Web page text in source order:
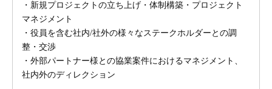
・新規プロジェクトの立ち上げ・体制構築・プロジェクト
マネジメント
・役員を含む社内/社外の様々なステークホルダーとの調
整・交渉
・外部パートナー様との協業案件におけるマネジメント、
社内外のディレクション